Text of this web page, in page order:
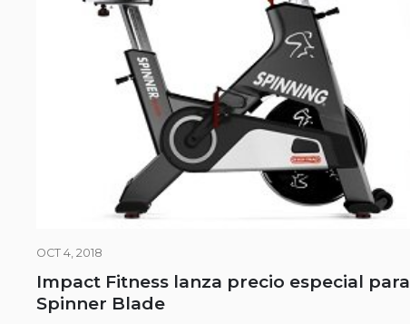
OCT 4, 2018
Impact Fitness lanza precio especial para
Spinner Blade